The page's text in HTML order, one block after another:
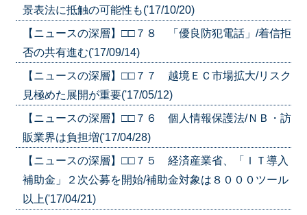
景表法に抵触の可能性も('17/10/20)
【ニュースの深層】□□７８ 「優良防犯電話」/着信拒
否の共有進む('17/09/14)
【ニュースの深層】□□７７ 越境ＥＣ市場拡大/リスク
見極めた展開が重要('17/05/12)
【ニュースの深層】□□７６ 個人情報保護法/ＮＢ・訪
販業界は負担増('17/04/28)
【ニュースの深層】□□７５ 経済産業省、「ＩＴ導入
補助金」２次公募を開始/補助金対象は８０００ツール
以上('17/04/21)